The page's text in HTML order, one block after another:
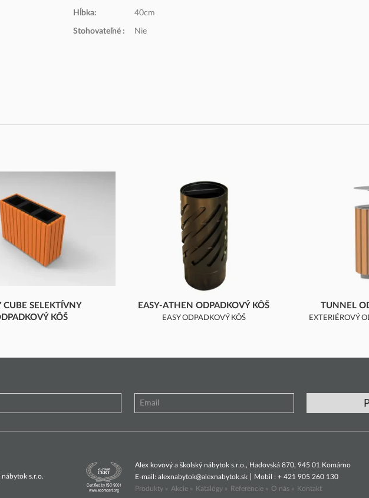
Hĺbka: 40cm
Stohovateľné : Nie
CUBE SELEKTÍVNY
KÔŠ
EASY-ATHEN ODPADKOVÝ KÔŠ
EASY ODPADKOVÝ KÔŠ
TUNNEL
EXTERIÉROVÝ
s.r.o.
Alex kovový a školský nábytok s.r.o., Hadovská 870, 945 01 Komárno
E-mail:alexnabytok@alexnabytok.sk
Mobil : + 421 905 260 130
Produkty » Akcie » Katalógy » Referencie » O nás » Kontakt